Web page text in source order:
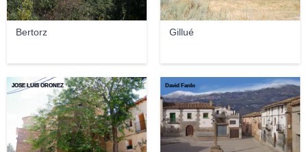
Bertorz Gillué
JOSE LUIS OROÑEZ David Fanlo